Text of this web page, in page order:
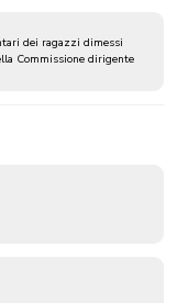
dei ragazzi dimessi
Commissione dirigente